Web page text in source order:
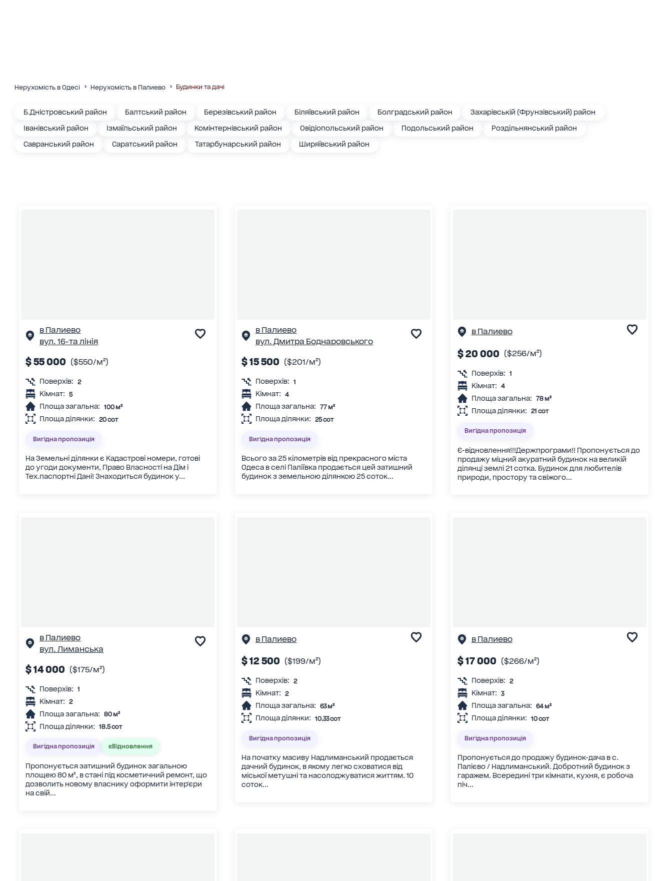
Нерухомість в Одесі Нерухомість в Палиево Будинки та дачі
Б.Дністровський район Балтський район Березівський район Біляївський район Болградський район
Захарівській (Фрунзівський) район
Іванівський район
Ізмаїльський район Комінтернівський район Овідіопольський район Подольський район
Роздільнянський район
Савранський район
Саратський район Татарбунарський район Ширяївський район
в Палиево
вул. 16-та лінія
$ 55 000 ($550/м²)
Поверхів: 2
Кімнат: 5
Площа загальна: 100 м²
Площа ділянки: 20 сот
Вигідна пропозиція
На Земельні ділянки є Кадастрові номери, готові
до угоди документи, Право Власності на Дім і
Тех.паспортні Дані! Знаходиться будинок у...
в Палиево
вул. Дмитра Боднаровського
$ 15 500 ($201/м²)
Поверхів: 1
Кімнат: 4
Площа загальна: 77 м²
Площа ділянки: 25 сот
Вигідна пропозиція
Всього за 25 кілометрів від прекрасного міста
Одеса в селі Паліївка продається цей затишний
будинок з земельною ділянкою 25 соток...
в Палиево
$ 20 000 ($256/м²)
Поверхів: 1
Кімнат: 4
Площа загальна: 78 м²
Площа ділянки: 21 сот
Вигідна пропозиція
Є-відновлення!!!Держпрограми!! Пропонується до
продажу міцний акуратний будинок на великій
ділянці землі 21 сотка. Будинок для любителів
природи, простору та свіжого...
в Палиево
вул. Лиманська
$ 14 000 ($175/м²)
Поверхів: 1
Кімнат: 2
Площа загальна: 80 м²
Площа ділянки: 18.5 сот
Вигідна пропозиція єВідновлення
Пропонується затишний будинок загальною
площею 80 м², в стані під косметичний ремонт, що
дозволить новому власнику оформити інтер'єри
на свій...
в Палиево
$ 12 500 ($199/м²)
Поверхів: 2
Кімнат: 2
Площа загальна: 63 м²
Площа ділянки: 10.33 сот
Вигідна пропозиція
На початку масиву Надлиманський продається
дачний будинок, в якому легко сховатися від
міської метушні та насолоджуватися життям. 10
соток...
в Палиево
$ 17 000 ($266/м²)
Поверхів: 2
Кімнат: 3
Площа загальна: 64 м²
Площа ділянки: 10 сот
Вигідна пропозиція
Пропонується до продажу будинок-дача в с.
Палієво / Надлиманський. Добротний будинок з
гаражем. Всередині три кімнати, кухня, є робоча
піч...